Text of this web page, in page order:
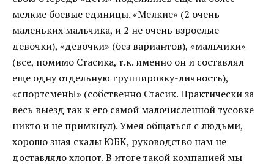
мелкие боевые единицы. «Мелкие» (2 очень
маленьких мальчика, и 2 не очень взрослые
девочки), «девочки» (без вариантов), «мальчики»
(все, помимо Стасика, т.к. именно он и составлял
еще одну отдельную группировку-личность),
«спортсменЫ» (собственно Стасик. Практически за
весь выезд так к его самой малочисленной тусовке
никто и не примкнул). Умея общаться с людьми,
хорошо зная скалы ЮБК, руководство нам не
доставляло хлопот. В итоге такой компанией мы